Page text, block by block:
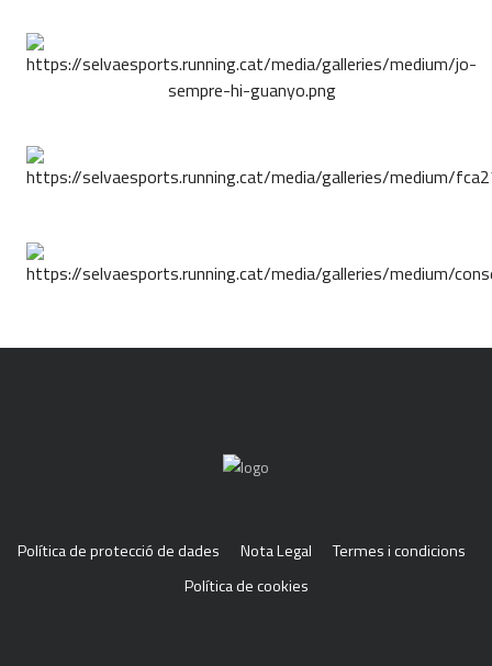
Política de protecció de dades Nota Legal
Termes i condicions
Política de cookies